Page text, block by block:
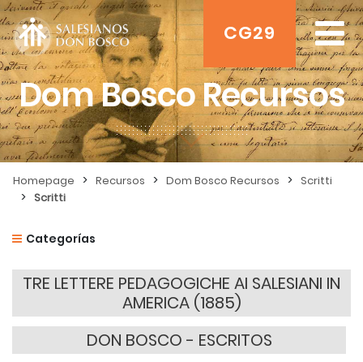
CG29
Dom Bosco Recursos
Homepage > Recursos > Dom Bosco Recursos > Scritti
> Scritti
Categorías
TRE LETTERE PEDAGOGICHE AI SALESIANI IN
AMERICA (1885)
DON BOSCO - ESCRITOS